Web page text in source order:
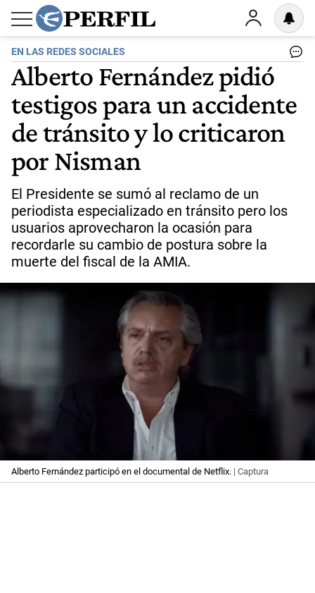
EN LAS REDES SOCIALES
Alberto Fernández pidió
testigos para un accidente
de tránsito y lo criticaron
por Nisman
El Presidente se sumó al reclamo de un
periodista especializado en tránsito pero los
usuarios aprovecharon la ocasión para
recordarle su cambio de postura sobre la
muerte del fiscal de la AMIA.
Alberto Fernández participó en el documental de Netflix. | Captura